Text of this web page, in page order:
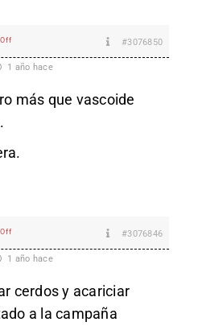
#3076850
1 año hace
más que vascoide
#3076846
1 año hace
cerdos y acariciar
a la campaña